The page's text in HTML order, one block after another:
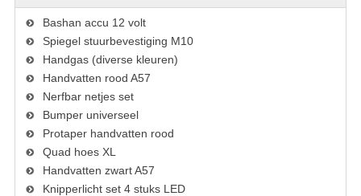
STUUR INRICHTING
UITLAAT SYSTEEM
SEGWAY QUADS
Bashan accu 12 volt
Spiegel stuurbevestiging M10
Handgas (diverse kleuren)
Handvatten rood A57
Nerfbar netjes set
Bumper universeel
Protaper handvatten rood
Quad hoes XL
Handvatten zwart A57
Knipperlicht set 4 stuks LED